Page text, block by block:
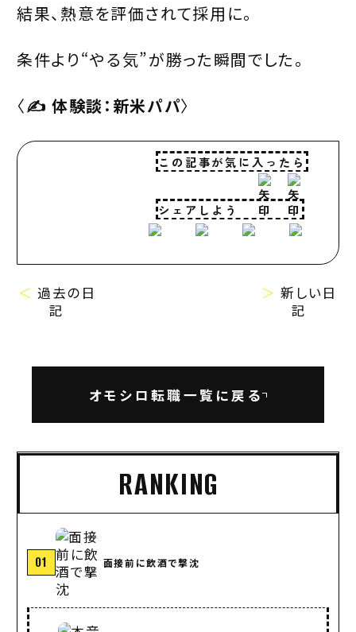
結果、熱意を評価されて採用に。
条件より“やる気”が勝った瞬間でした。
〈✍️ 体験談：新米パパ〉
この記事が気に入ったら
シェアしよう
＜ 過去の日
記
＞ 新しい日
記
オモシロ転職一覧に戻る
RANKING
01 面接前に飲酒で撃沈